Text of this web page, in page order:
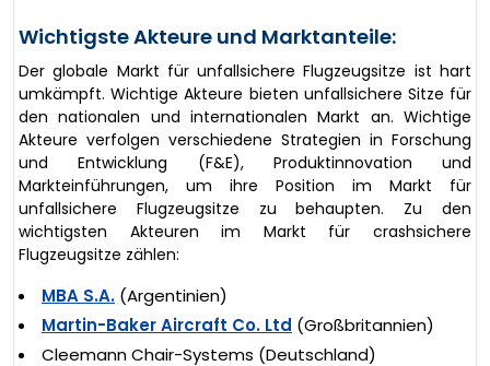
Wichtigste Akteure und Marktanteile:
Der globale Markt für unfallsichere Flugzeugsitze ist hart
umkämpft. Wichtige Akteure bieten unfallsichere Sitze für
den nationalen und internationalen Markt an. Wichtige
Akteure verfolgen verschiedene Strategien in Forschung
und Entwicklung (F&E), Produktinnovation und
Markteinführungen, um ihre Position im Markt für
unfallsichere Flugzeugsitze zu behaupten. Zu den
wichtigsten Akteuren im Markt für crashsichere
Flugzeugsitze zählen:
MBA S.A. (Argentinien)
Martin-Baker Aircraft Co. Ltd (Großbritannien)
Cleemann Chair-Systems (Deutschland)